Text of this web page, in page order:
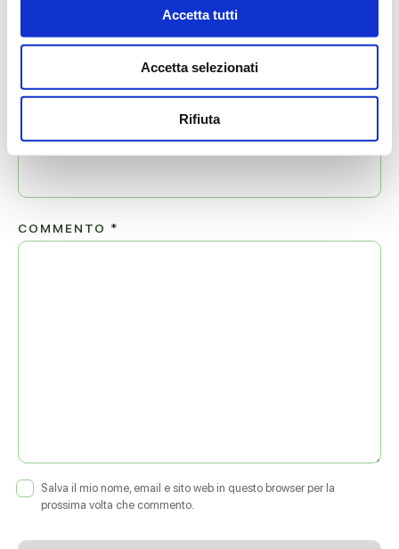
Accetta tutti
Accetta selezionati
Rifiuta
COMMENTO *
Salva il mio nome, email e sito web in questo browser per la
prossima volta che commento.